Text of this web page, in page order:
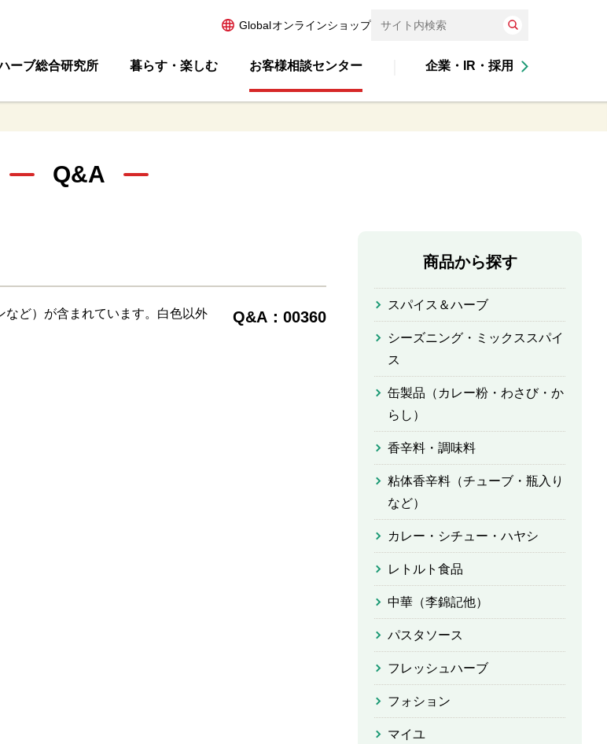
Globalオンラインショップ
ーブ総合研究所 暮らす・楽しむ お客様相談センター 企業・IR・採用
Q&A
Q&A：00360
ど）が含まれています。白色以外
商品から探す
スパイス＆ハーブ
シーズニング・ミックススパイ
ス
缶製品（カレー粉・わさび・か
らし）
香辛料・調味料
粘体香辛料（チューブ・瓶入り
など）
カレー・シチュー・ハヤシ
レトルト食品
中華（李錦記他）
パスタソース
フレッシュハーブ
フォション
マイユ